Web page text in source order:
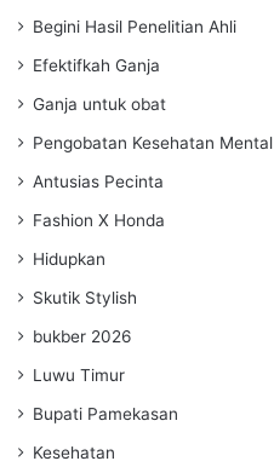
Begini Hasil Penelitian Ahli
Efektifkah Ganja
Ganja untuk obat
Pengobatan Kesehatan Mental
Antusias Pecinta
Fashion X Honda
Hidupkan
Skutik Stylish
bukber 2026
Luwu Timur
Bupati Pamekasan
Kesehatan